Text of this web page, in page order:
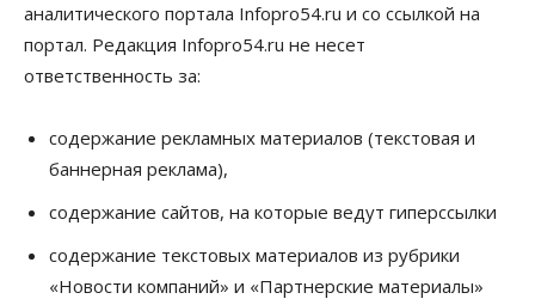
Власть Общество
Ночные маршруты автобусов предлагают ввести
в Новосибирской области
05 Августа 2026, 13:00
Право&Порядок
Новосибирец пытался провезти из Таиланда
кондитерские изделия с наркотиками
Бизнес Власть
Более 400 новосибирских компаний
вывели зарплату сотрудников «из тени»
аналитического портала Infopro54.ru и со ссылкой на
портал. Редакция Infopro54.ru не несет
ответственность за:
содержание рекламных материалов (текстовая и
баннерная реклама),
содержание сайтов, на которые ведут гиперссылки
содержание текстовых материалов из рубрики
«Новости компаний» и «Партнерские материалы»